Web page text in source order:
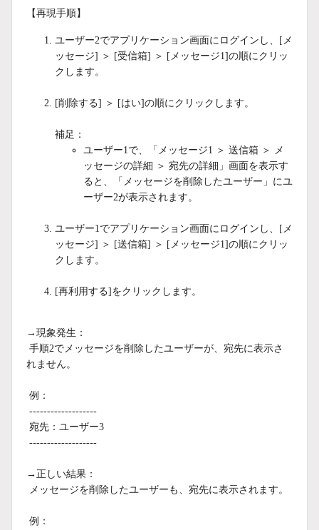
【再現手順】
ユーザー2でアプリケーション画面にログインし、[メ
ッセージ] ＞ [受信箱] ＞ [メッセージ1]の順にクリッ
クします。
[削除する] ＞ [はい]の順にクリックします。
補足：
ユーザー1で、「メッセージ1 ＞ 送信箱 ＞ メ
ッセージの詳細 ＞ 宛先の詳細」画面を表示す
ると、「メッセージを削除したユーザー」にユ
ーザー2が表示されます。
ユーザー1でアプリケーション画面にログインし、[メ
ッセージ] ＞ [送信箱] ＞ [メッセージ1]の順にクリッ
クします。
[再利用する]をクリックします。
→現象発生：
手順2でメッセージを削除したユーザーが、宛先に表示さ
れません。
例：
-------------------
宛先：ユーザー3
-------------------
→正しい結果：
メッセージを削除したユーザーも、宛先に表示されます。
例：